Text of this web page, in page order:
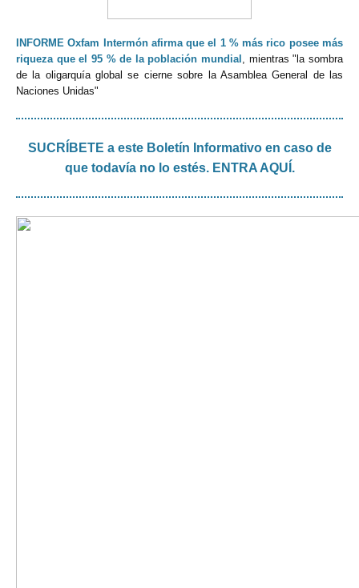
INFORME Oxfam Intermón afirma que el 1 % más rico posee más
riqueza que el 95 % de la población mundial , mientras "la sombra
de la oligarquía global se cierne sobre la Asamblea General de las
Naciones Unidas"
SUCRÍBETE a este Boletín Informativo en caso de
que todavía no lo estés. ENTRA AQUÍ.